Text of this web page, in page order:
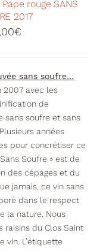
rouge SANS
2017
€
sans soufre…
2007 avec les
de
sans soufre et sans
années
pour concrétiser ce
Soufre » est de
des cépages et du
jamais, ce vin sans
dans le respect
la nature. Nous
raisins du Clos Saint
vin. L’étiquette